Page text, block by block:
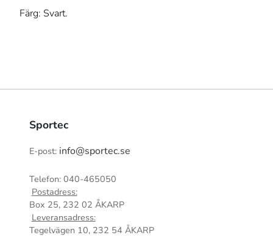
Färg: Svart.
Sportec
E-post: info@sportec.se
Telefon: 040-465050
Postadress:
Box 25, 232 02 ÅKARP
Leveransadress:
Tegelvägen 10, 232 54 ÅKARP